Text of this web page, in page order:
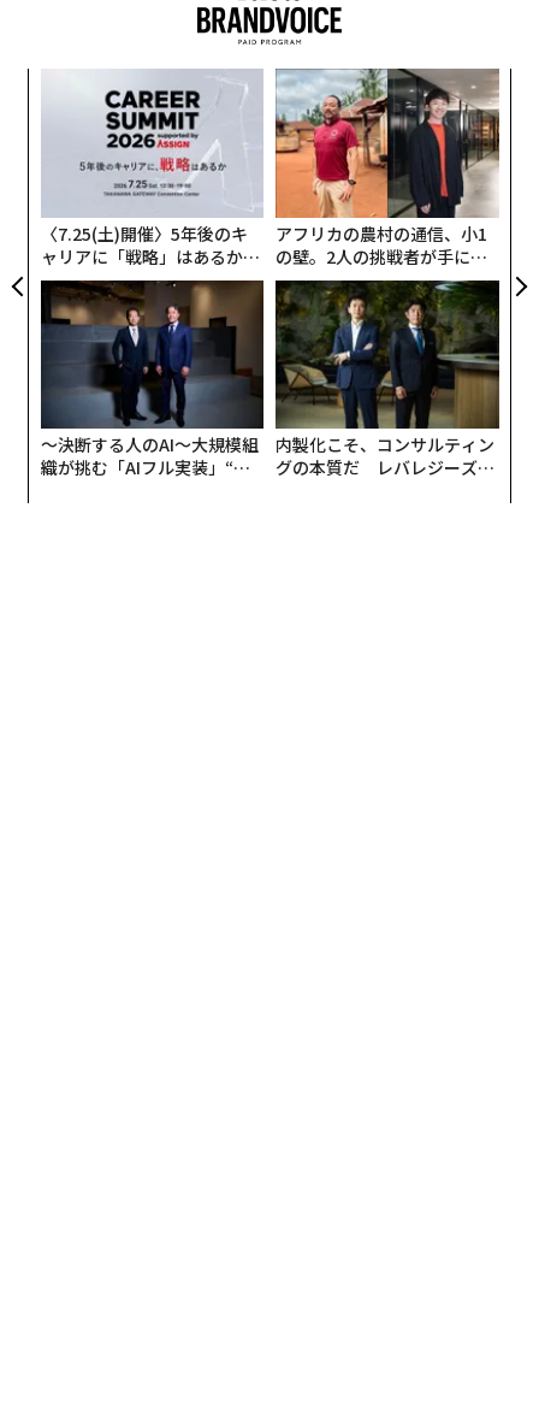
〈7.25(土)開催〉5年後のキ
ャリアに「戦略」はあるか。
トップエグゼクティブのキャ
リアに触れる1日│CAREER S
UMMIT 2026
アフリカの農村の通信、小1
の壁。2人の挑戦者が手にし
た「次なる武器」
〜決断する人のAI〜大規模組
織が挑む「AIフル実装」“使
内製化こそ、コンサルティン
グの本質だ レバレジーズが